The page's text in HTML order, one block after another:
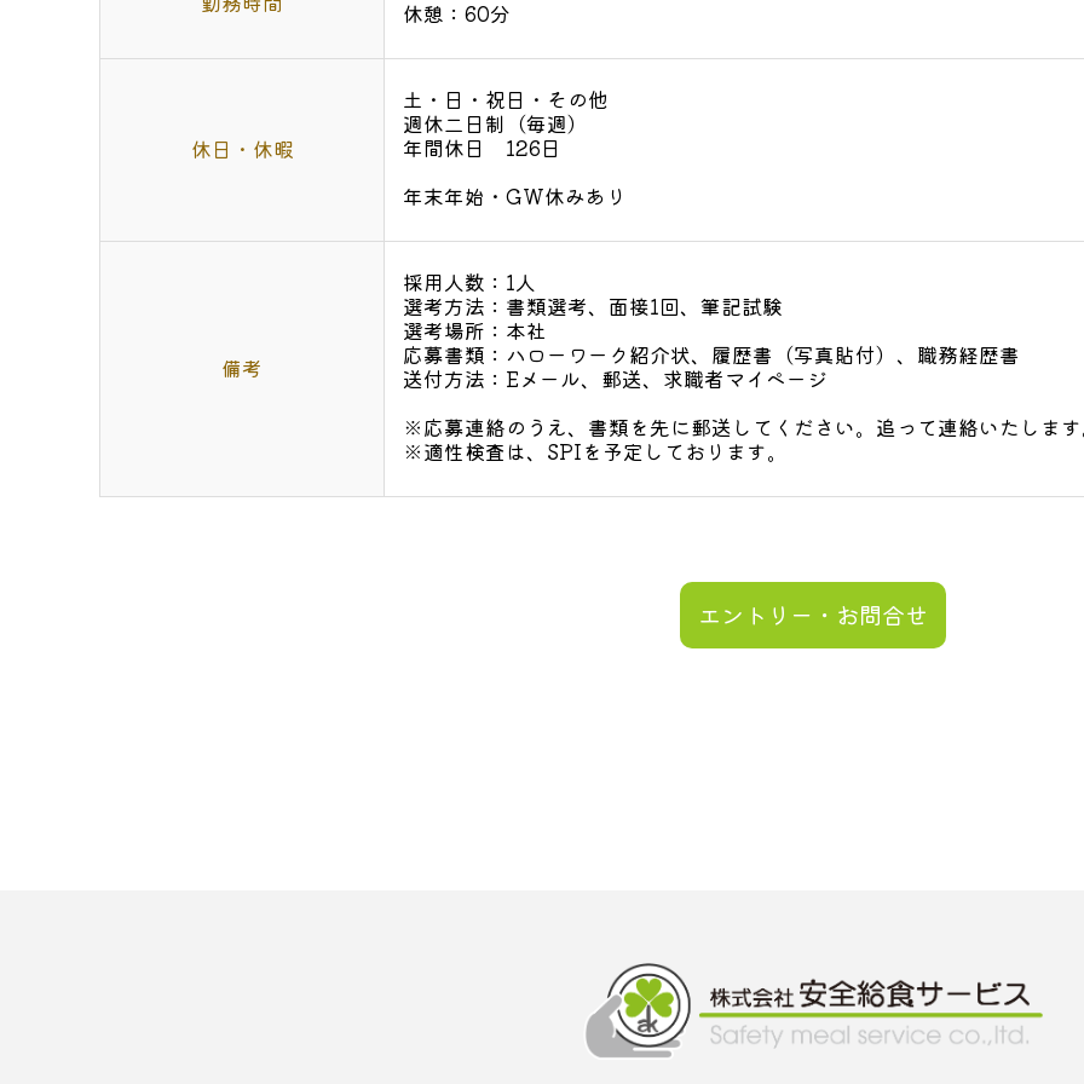
休憩：60分
休日・休暇
土・日・祝日・その他
週休二日制（毎週）
年間休日 126日
年末年始・GW休みあり
備考
採用人数：1人
選考方法：書類選考、面接1回、筆記試験
選考場所：本社
応募書類：ハローワーク紹介状、履歴書（写真貼付）、職務経歴書
送付方法：Eメール、郵送、求職者マイページ
※応募連絡のうえ、書類を先に郵送してください。追って連絡いたしま
※適性検査は、SPIを予定しております。
エントリー・お問合せ